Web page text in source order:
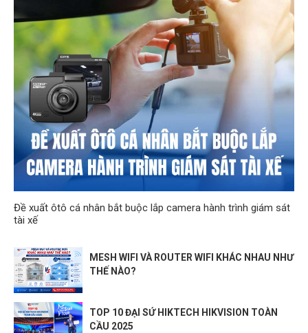
Đề xuất ôtô cá nhân bắt buộc lắp camera hành trình giám sát
tài xế
MESH WIFI VÀ ROUTER WIFI KHÁC NHAU NHƯ
THẾ NÀO?
TOP 10 ĐẠI SỨ HIKTECH HIKVISION TOÀN
CẦU 2025